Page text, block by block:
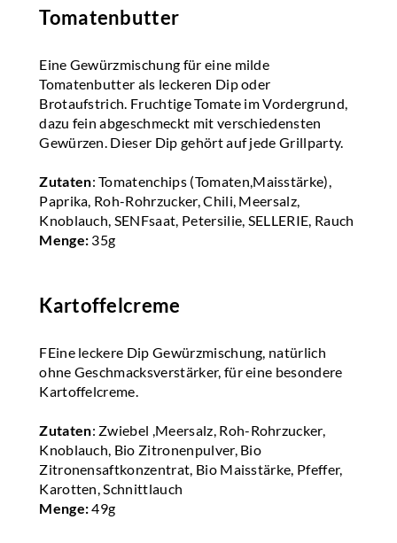
Tomatenbutter
Eine Gewürzmischung für eine milde
Tomatenbutter als leckeren Dip oder
Brotaufstrich. Fruchtige Tomate im Vordergrund,
dazu fein abgeschmeckt mit verschiedensten
Gewürzen. Dieser Dip gehört auf jede Grillparty.
Zutaten: Tomatenchips (Tomaten,Maisstärke),
Paprika, Roh-Rohrzucker, Chili, Meersalz,
Knoblauch, SENFsaat, Petersilie, SELLERIE, Rauch
Menge: 35g
Kartoffelcreme
FEine leckere Dip Gewürzmischung, natürlich
ohne Geschmacksverstärker, für eine besondere
Kartoffelcreme.
Zutaten: Zwiebel ,Meersalz, Roh-Rohrzucker,
Knoblauch, Bio Zitronenpulver, Bio
Zitronensaftkonzentrat, Bio Maisstärke, Pfeffer,
Karotten, Schnittlauch
Menge:49g